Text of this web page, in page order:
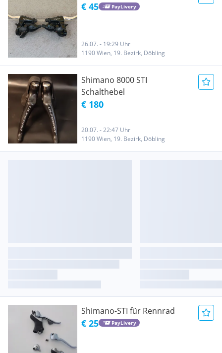
€ 45 PayLivery
26.07. - 19:29 Uhr
1190 Wien, 19. Bezirk, Döbling
Shimano 8000 STI
Schalthebel
€ 180
20.07. - 22:47 Uhr
1190 Wien, 19. Bezirk, Döbling
Shimano-STI für Rennrad
€ 25 PayLivery